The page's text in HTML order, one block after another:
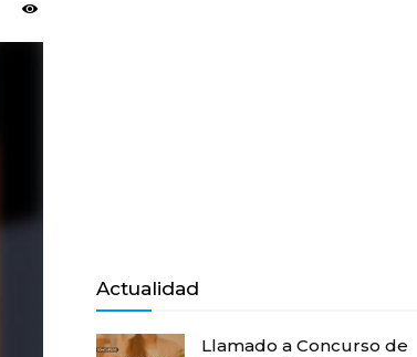
Actualidad
Llamado a Concurso de